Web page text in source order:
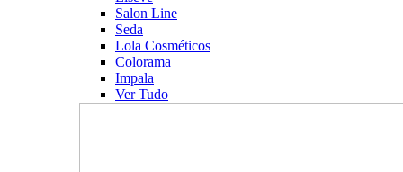
Salon Line
Seda
Lola Cosméticos
Colorama
Impala
Ver Tudo